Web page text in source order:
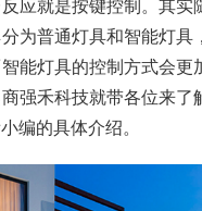
应就是按键控制。其实
为普通灯具和智能灯具
能灯具的控制方式会更
强禾科技就带各位来了
编的具体介绍。